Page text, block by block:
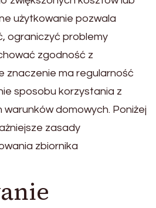
użytkowanie pozwala
ograniczyć problemy
zgodność z
znaczenie ma regularność
sposobu korzystania z
domowych. Poniżej
zasady
zbiornika